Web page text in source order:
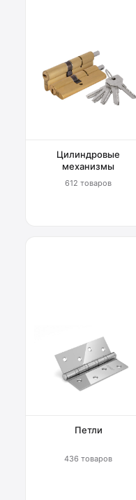
Цилиндровые
механизмы
612 товаров
Петли
436 товаров